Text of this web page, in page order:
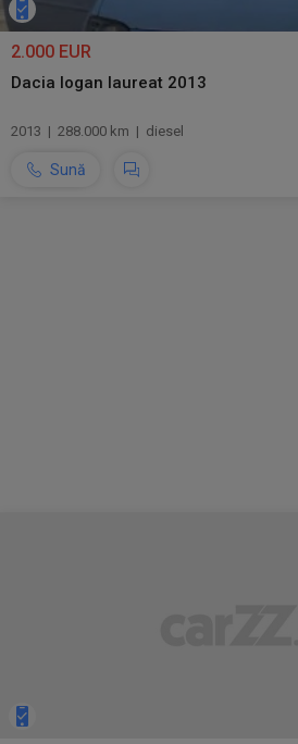
2.000 EUR
Dacia logan laureat 2013
2013 | 288.000 km | diesel
Sună